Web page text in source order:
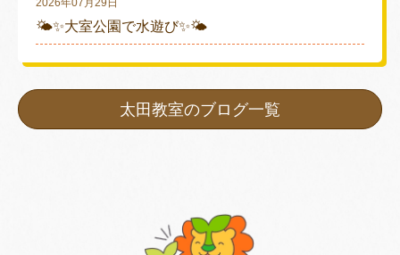
🌤✨大室公園で水遊び✨🌤
太田教室のブログ一覧